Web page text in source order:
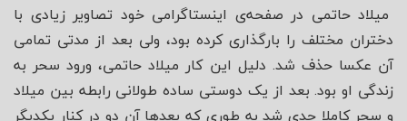
میلاد حاتمی در صفحه‌ی اینستاگرامی خود تصاویر زیادی با
دختران مختلف را بارگذاری کرده بود، ولی بعد از مدتی تمامی
آن عکسا حذف شد. دلیل این کار میلاد حاتمی، ورود سحر به
زندگی او بود. بعد از یک دوستی ساده طولانی رابطه بین میلاد
و سحر کاملا جدی شد به طوری که بعدها آن دو در کنار یکدیگر